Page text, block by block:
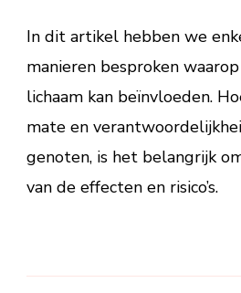
In dit artikel hebben we
manieren besproken
lichaam kan beïnvloeden.
mate en
genoten, is het belangrijk
van de effecten en risico’s.